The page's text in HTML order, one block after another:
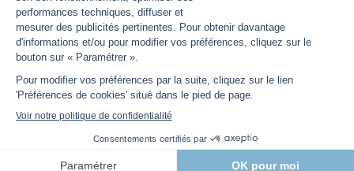
Spécialiste de l'apnée du sommeil depuis plus de 20 ans :
vente de matériel et conseils personnalisés.
Nous écrire
Site réalisé par
Mentions légales Personnaliser les cookies